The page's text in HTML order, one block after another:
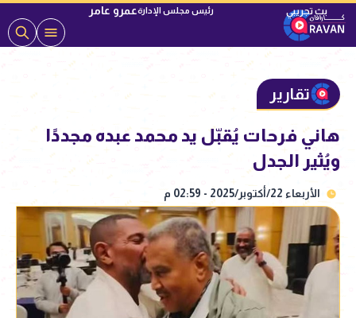
رئيس مجلس الإدارةعمرو عامر
تقارير
هاني فرحات يُقبّل يد محمد عبده مجددًا
ويُثير الجدل
الأربعاء 22/أكتوبر/2025 - 02:59 م